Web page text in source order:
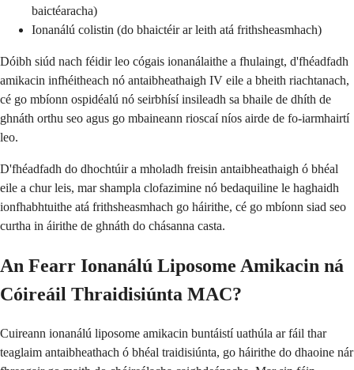
baictéaracha)
Ionanálú colistin (do bhaictéir ar leith atá frithsheasmhach)
Dóibh siúd nach féidir leo cógais ionanálaithe a fhulaingt, d'fhéadfadh
amikacin infhéitheach nó antaibheathaigh IV eile a bheith riachtanach,
cé go mbíonn ospidéalú nó seirbhísí insileadh sa bhaile de dhíth de
ghnáth orthu seo agus go mbaineann rioscaí níos airde de fo-iarmhairtí
leo.
D'fhéadfadh do dhochtúir a mholadh freisin antaibheathaigh ó bhéal
eile a chur leis, mar shampla clofazimine nó bedaquiline le haghaidh
ionfhabhtuithe atá frithsheasmhach go háirithe, cé go mbíonn siad seo
curtha in áirithe de ghnáth do chásanna casta.
An Fearr Ionanálú Liposome Amikacin ná
Cóireáil Thraidisiúnta MAC?
Cuireann ionanálú liposome amikacin buntáistí uathúla ar fáil thar
teaglaim antaibheathach ó bhéal traidisiúnta, go háirithe do dhaoine nár